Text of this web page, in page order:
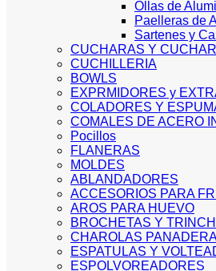
Ollas de
Paelleras de
Sartenes y
CUCHARAS Y
CUCHILLERIA
BOWLS
EXPRMIDORES y
COLADORES Y
COMALES DE ACERO
Pocillos
FLANERAS
MOLDES
ABLANDADORES
ACCESORIOS PARA
AROS PARA HUEVO
BROCHETAS Y
CHAROLAS
ESPATULAS Y
ESPOLVOREADORES